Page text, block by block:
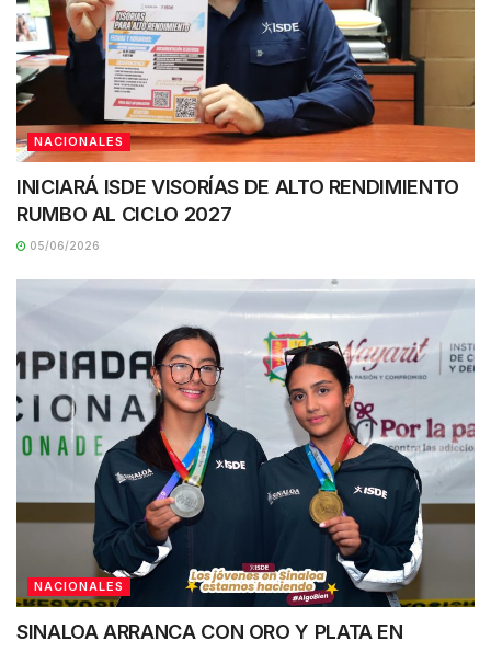
NACIONALES
INICIARÁ ISDE VISORÍAS DE ALTO RENDIMIENTO
RUMBO AL CICLO 2027
05/06/2026
NACIONALES
SINALOA ARRANCA CON ORO Y PLATA EN